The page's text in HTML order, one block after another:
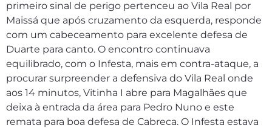
primeiro sinal de perigo pertenceu ao Vila Real por
Maissá que após cruzamento da esquerda, responde
com um cabeceamento para excelente defesa de
Duarte para canto. O encontro continuava
equilibrado, com o Infesta, mais em contra-ataque, a
procurar surpreender a defensiva do Vila Real onde
aos 14 minutos, Vitinha I abre para Magalhães que
deixa à entrada da área para Pedro Nuno e este
remata para boa defesa de Cabreca. O Infesta estava